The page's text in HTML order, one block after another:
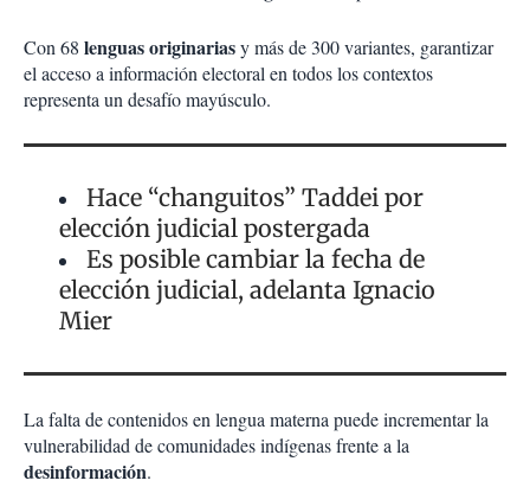
Con 68 lenguas originariasy más de 300 variantes, garantizar
el acceso a información electoral en todos los contextos
representa un desafío mayúsculo.
Hace “changuitos” Taddei por
elección judicial postergada
Es posible cambiar la fecha de
elección judicial, adelanta Ignacio
Mier
La falta de contenidos en lengua materna puede incrementar la
vulnerabilidad de comunidades indígenas frente a la
desinformación.